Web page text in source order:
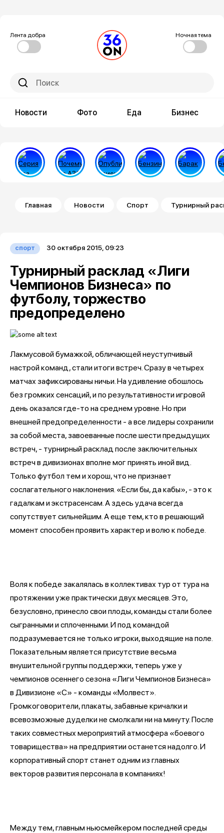
Лента добра Ночная тема
Новости Фото Еда Бизнес
Строка навигации
Главная Новости Спорт Турнирный
спорт 30 октября 2015, 09:23
Турнирный расклад «Лиги
Чемпионов Бизнеса» по
футболу, торжество
предопределено
Лакмусовой бумажкой, обличающей неуступчивый
настрой команд, стали итоги встреч. Сразу в четырех
матчах зафиксированы ничьи. На удивление обошлось
без громких сенсаций, и по результативности игровой
день оказался где-то на среднем уровне. Но при
внешней предопределенности - а все лидеры сохранили
за собой места, завоеванные после шести предыдущих
встреч, - турнирный расклад после заключительных
встреч в дивизионах вполне мог принять иной вид.
Только футбол тем и хорош, что не признает
сослагательного наклонения. «Если бы, да кабы», - это к
гадалкам и экстрасенсам. А здесь удача всегда
сопутствует сильнейшим. А еще тем, кто в решающий
момент способен проявить характер и волю к победе.
Воля к победе закалялась в коллективах тур от тура на
протяжении уже практически двух месяцев. Это,
безусловно, принесло свои плоды, команды стали более
сыгранными и сплоченными. И под командой
подразумевается не только игроки, выходящие на поле.
Показательным является присутствие весьма
внушительной группы поддержки, теперь уже у
чемпионов осеннего сезона «Лиги Чемпионов Бизнеса»
в Дивизионе «С» - команды «Молвест».
Громкоговорители, плакаты, забавные кричалки и
всевозможные дуделки не смолкали ни на минуту. После
таких совместных мероприятий атмосфера «боевого
товарищества» на предприятии останется надолго. И
корпоративный спорт станет одним из главных
векторов развития персонала в компаниях!
Между тем, главным ньюсмейкером последней среды